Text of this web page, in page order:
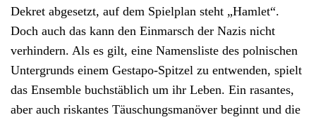
Dekret abgesetzt, auf dem Spielplan steht „Hamlet“.
Doch auch das kann den Einmarsch der Nazis nicht
verhindern. Als es gilt, eine Namensliste des polnischen
Untergrunds einem Gestapo-Spitzel zu entwenden, spielt
das Ensemble buchstäblich um ihr Leben. Ein rasantes,
aber auch riskantes Täuschungsmanöver beginnt und die